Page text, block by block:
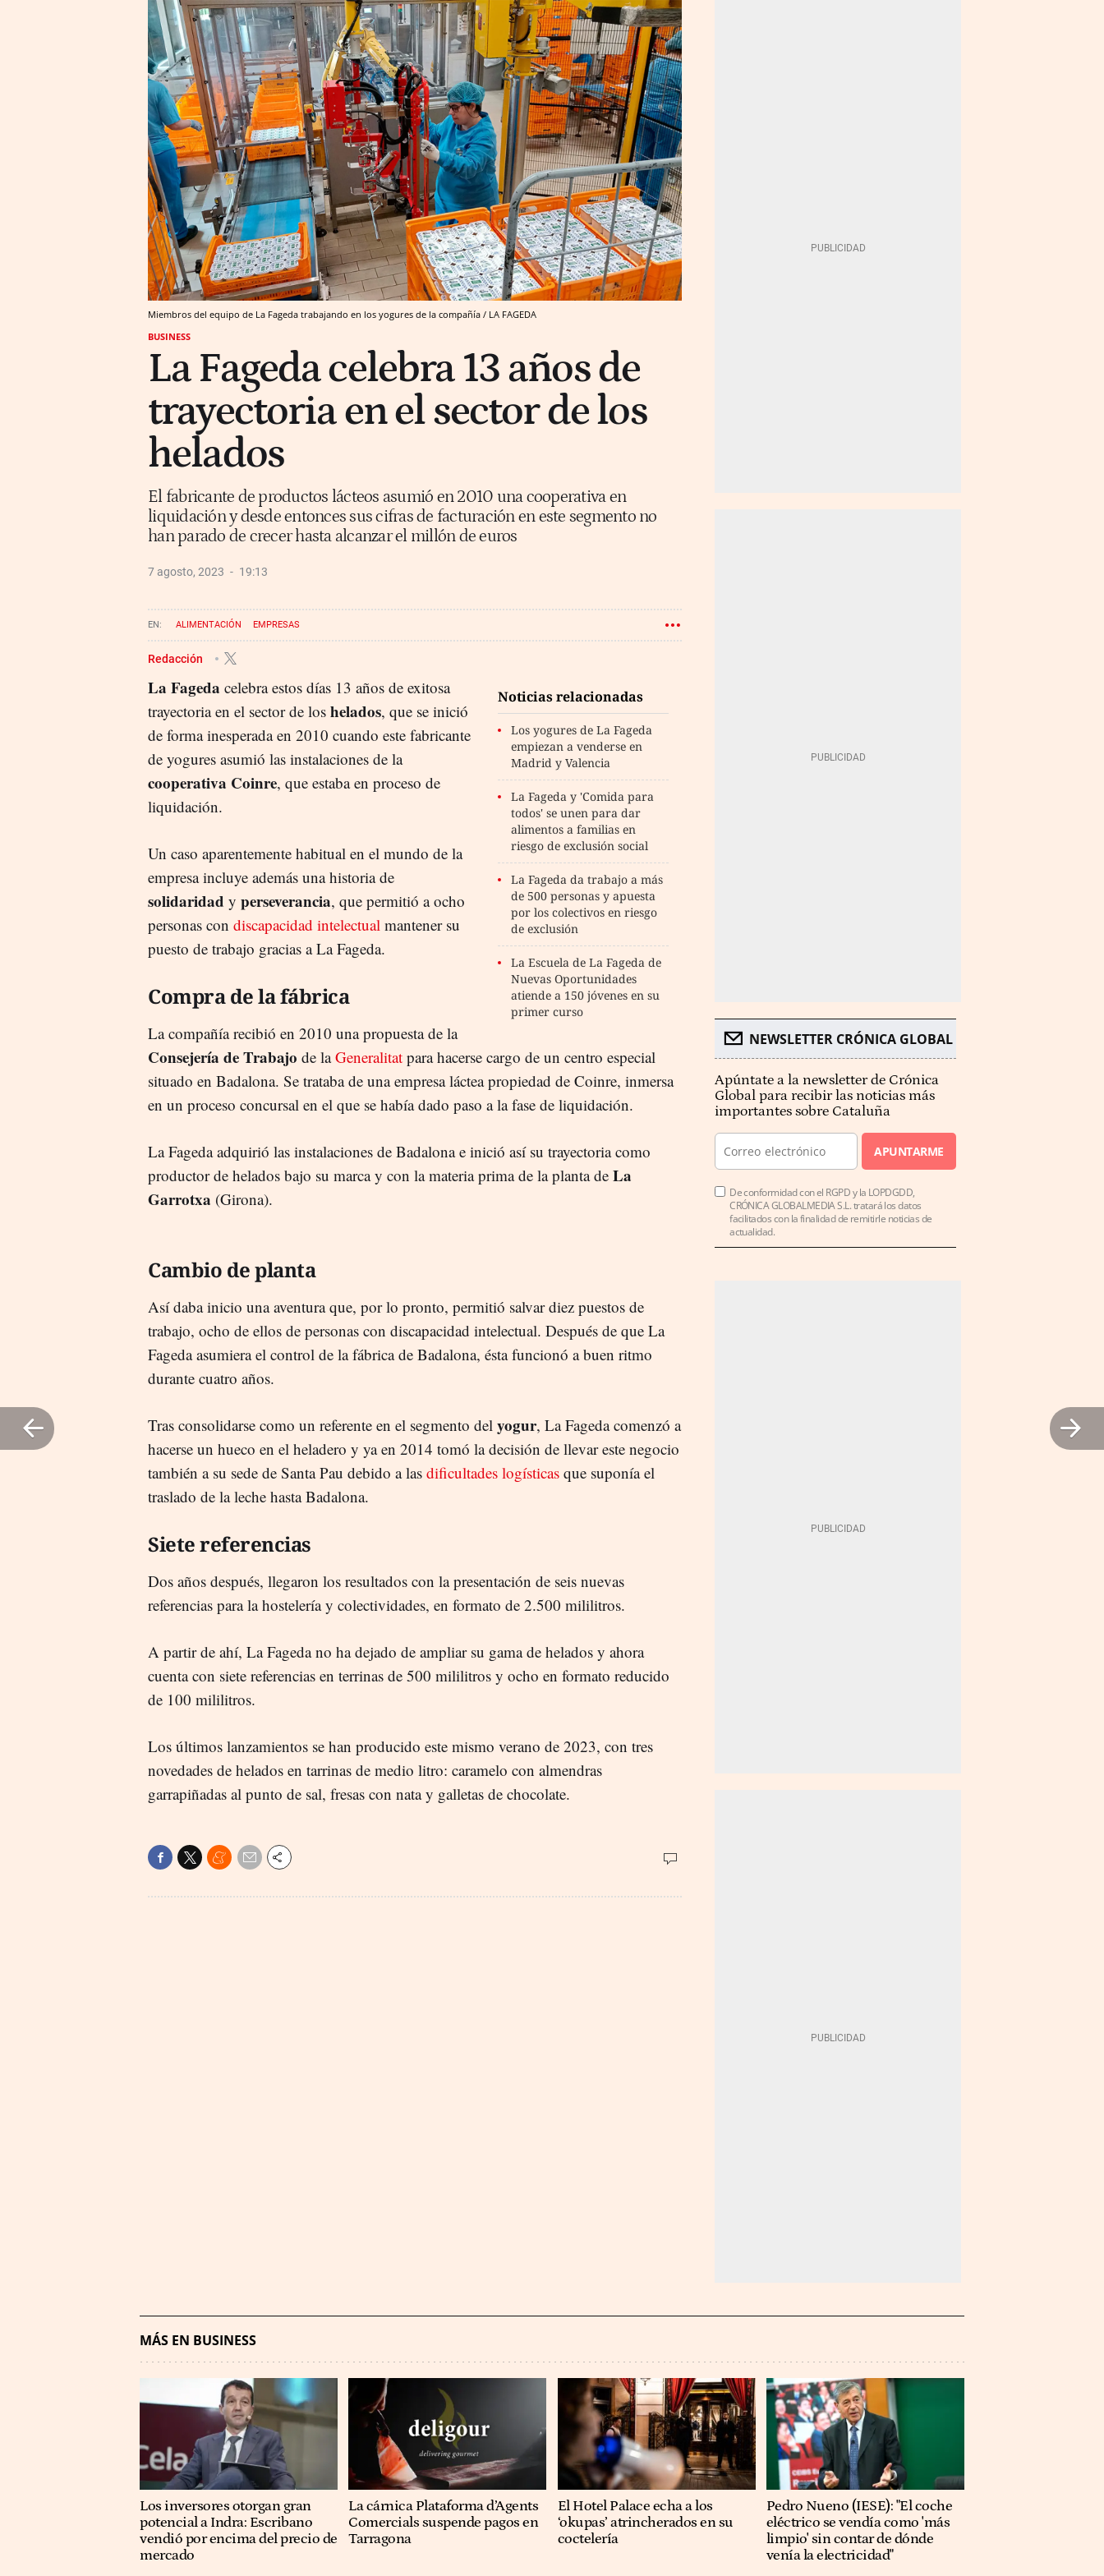
Miembros del equipo de La Fageda trabajando en los yogures de la compañía / LA FAGEDA
BUSINESS
La Fageda celebra 13 años de
trayectoria en el sector de los
helados
El fabricante de productos lácteos asumió en 2010 una cooperativa en
liquidación y desde entonces sus cifras de facturación en este segmento no
han parado de crecer hasta alcanzar el millón de euros
7 agosto, 2023 19:13
ALIMENTACIÓN EMPRESAS
Redacción
Noticias relacionadas
Los yogures de La Fageda
empiezan a venderse en
Madrid y Valencia
La Fageda y 'Comida para
todos' se unen para dar
alimentos a familias en
riesgo de exclusión social
La Fageda da trabajo a más
de 500 personas y apuesta
por los colectivos en riesgo
de exclusión
La Escuela de La Fageda de
Nuevas Oportunidades
atiende a 150 jóvenes en su
primer curso
La Fageda celebra estos días 13 años de exitosa
trayectoria en el sector de los helados, que se inició
de forma inesperada en 2010 cuando este fabricante
de yogures asumió las instalaciones de la
cooperativa Coinre, que estaba en proceso de
liquidación.
Un caso aparentemente habitual en el mundo de la
empresa incluye además una historia de
solidaridad y perseverancia, que permitió a ocho
personas con discapacidad intelectual mantener su
puesto de trabajo gracias a La Fageda.
Compra de la fábrica
La compañía recibió en 2010 una propuesta de la
Consejería de Trabajo de laGeneralitat para hacerse cargo de un centro especial
situado en Badalona. Se trataba de una empresa láctea propiedad de Coinre, inmersa
en un proceso concursal en el que se había dado paso a la fase de liquidación.
La Fageda adquirió las instalaciones de Badalona e inició así su trayectoria como
productor de helados bajo su marca y con la materia prima de la planta de La
Garrotxa (Girona).
Cambio de planta
Así daba inicio una aventura que, por lo pronto, permitió salvar diez puestos de
trabajo, ocho de ellos de personas con discapacidad intelectual. Después de que La
Fageda asumiera el control de la fábrica de Badalona, ésta funcionó a buen ritmo
durante cuatro años.
Tras consolidarse como un referente en el segmento del yogur, La Fageda comenzó a
hacerse un hueco en el heladero y ya en 2014 tomó la decisión de llevar este negocio
también a su sede de Santa Pau debido a las dificultades logísticas que suponía el
traslado de la leche hasta Badalona.
Siete referencias
Dos años después, llegaron los resultados con la presentación de seis nuevas
referencias para la hostelería y colectividades, en formato de 2.500 mililitros.
A partir de ahí, La Fageda no ha dejado de ampliar su gama de helados y ahora
cuenta con siete referencias en terrinas de 500 mililitros y ocho en formato reducido
de 100 mililitros.
Los últimos lanzamientos se han producido este mismo verano de 2023, con tres
novedades de helados en tarrinas de medio litro: caramelo con almendras
garrapiñadas al punto de sal, fresas con nata y galletas de chocolate.
NEWSLETTER CRÓNICA GLOBAL
Apúntate a la newsletter de Crónica
Global para recibir las noticias más
importantes sobre Cataluña
APUNTARME
De conformidad con el RGPD y la LOPDGDD,
CRÓNICA GLOBALMEDIA S.L. tratará los datos
facilitados con la finalidad de remitirle noticias de
actualidad.
MÁS EN BUSINESS
Los inversores otorgan gran
potencial a Indra: Escribano
vendió por encima del precio de
mercado
La cárnica Plataforma d’Agents
Comercials suspende pagos en
Tarragona
El Hotel Palace echa a los
‘okupas’ atrincherados en su
coctelería
Pedro Nueno (IESE): "El coche
eléctrico se vendía como 'más
limpio' sin contar de dónde
venía la electricidad"